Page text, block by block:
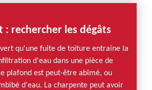
: rechercher les dégâts
qu'une fuite de toiture entraine la
d'eau dans une pièce de
plafond est peut-être abîmé, ou
d'eau. La charpente peut avoir